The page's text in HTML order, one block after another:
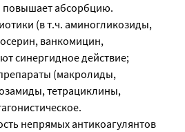
повышает абсорбцию.
(в т.ч. аминогликозиды,
ванкомицин,
синергидное действие;
(макролиды,
тетрациклины,
непрямых антикоагулянтов